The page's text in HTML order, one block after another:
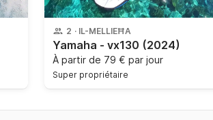
2 · IL-MELLIEĦA
Yamaha - vx130 (2024)
À partir de 79 € par jour
Super propriétaire